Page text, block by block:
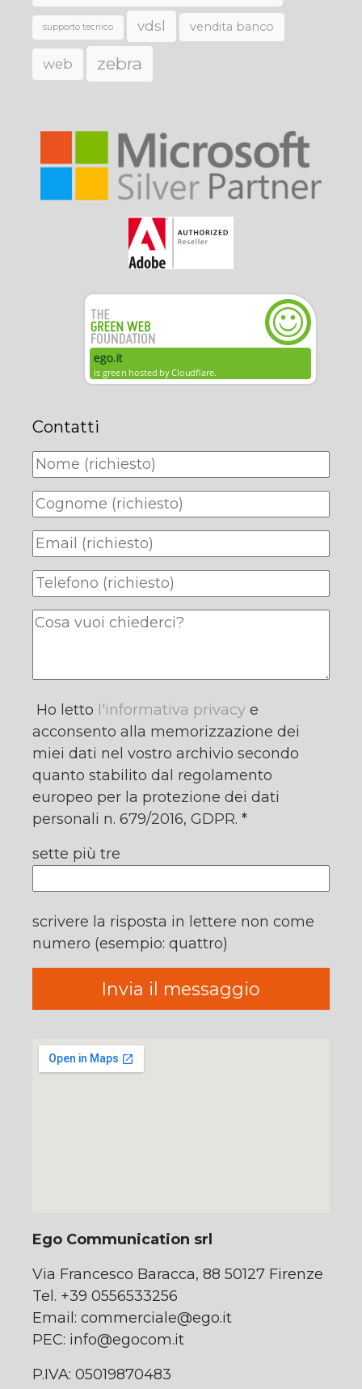
supporto tecnico vdsl vendita banco
web zebra
Contatti
Ho letto l'informativa privacy e
acconsento alla memorizzazione dei
miei dati nel vostro archivio secondo
quanto stabilito dal regolamento
europeo per la protezione dei dati
personali n. 679/2016, GDPR. *
sette più tre
scrivere la risposta in lettere non come
numero (esempio: quattro)
Ego Communication srl
Via Francesco Baracca, 88 50127 Firenze
Tel. +39 0556533256
Email: commerciale@ego.it
PEC: info@egocom.it
P.IVA: 05019870483